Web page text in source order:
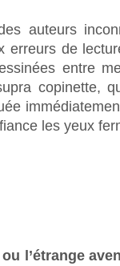
auteurs
erreurs de
entre
copinette,
les yeux
l’étrange